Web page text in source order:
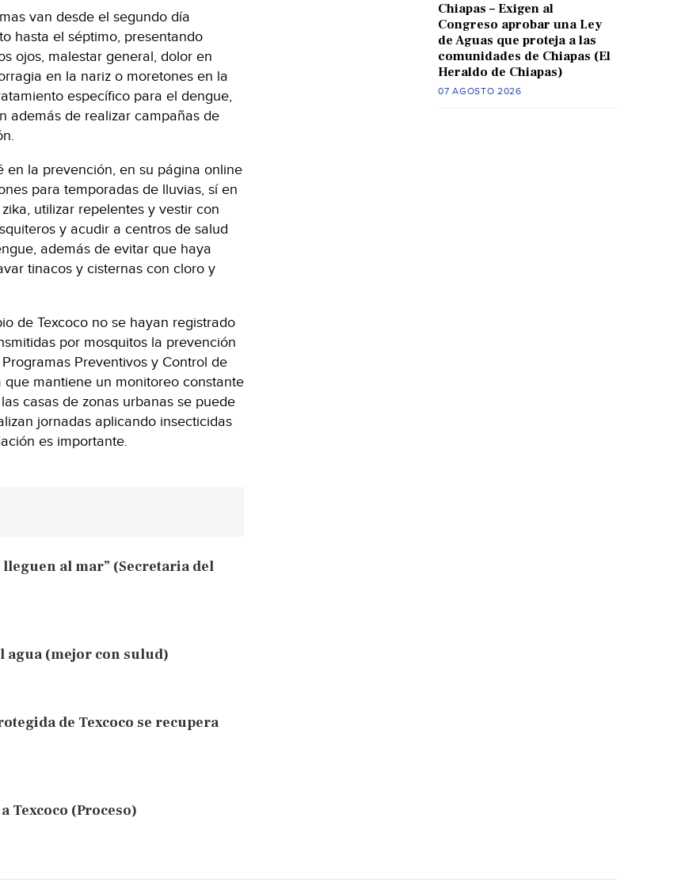
van desde el segundo día
hasta el séptimo, presentando
ojos, malestar general, dolor en
en la nariz o moretones en la
específico para el dengue,
además de realizar campañas de
en la prevención, en su página online
para temporadas de lluvias, sí en
utilizar repelentes y vestir con
y acudir a centros de salud
además de evitar que haya
tinacos y cisternas con cloro y
de Texcoco no se hayan registrado
por mosquitos la prevención
Preventivos y Control de
que mantiene un monitoreo constante
casas de zonas urbanas se puede
jornadas aplicando insecticidas
es importante.
lleguen al mar” (Secretaria del
agua (mejor con sulud)
de Texcoco se recupera
Texcoco (Proceso)
Chiapas – Exigen al
Congreso aprobar una Ley
de Aguas que proteja a las
comunidades de Chiapas (El
Heraldo de Chiapas)
07 AGOSTO 2026